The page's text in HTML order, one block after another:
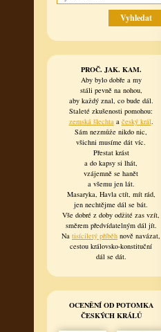
PROČ. JAK. KAM.
Aby bylo dobře a my
stáli pevně na nohou,
aby každý znal, co bude dál.
Staleté zkušenosti pomohou:
zemská šlechtaa český král.
Sám nezmůže nikdo nic,
všichni musíme dát víc.
Přestat krást
a do kapsy si lhát,
vzájemně se hanět
a všemu jen lát.
Masaryka, Havla ctít, mít rád,
jen nechtějme dál se bát.
Vše dobré z doby odžité zas vzít,
směrem předvídatelným dál jít.
Na tisíciletý příběh nově navázat,
cestou královsko-konstituční
dál se dát.
OCENĚNÍ OD POTOMKA
ČESKÝCH KRÁLŮ